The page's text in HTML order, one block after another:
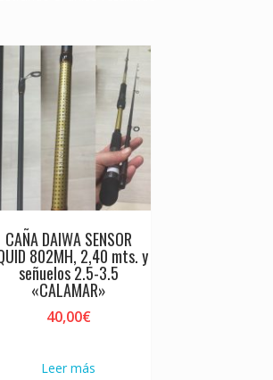
CAÑA DAIWA SENSOR
802MH, 2,40 mts. y
señuelos 2.5-3.5
«CALAMAR»
40,00€
Leer más